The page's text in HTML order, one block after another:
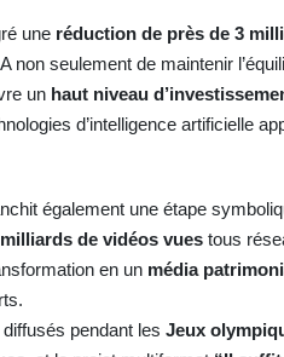
une réduction de près de 3
non seulement de maintenir
un haut niveau
d’intelligence artificielle
également une étape
de vidéos vues tous
en un média
pendant lesJeux